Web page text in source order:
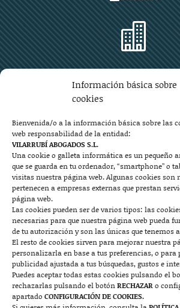
Información básica sobre
cookies
Bienvenida/o a la información básica sobre las
web responsabilidad de la entidad:
VILARRUBÍ ABOGADOS S.L.
Una cookie o galleta informática es un pequeño
que se guarda en tu ordenador, “smartphone” o
visitas nuestra página web. Algunas cookies son
pertenecen a empresas externas que prestan
página web.
Las cookies pueden ser de varios tipos: las
necesarias para que nuestra página web pueda
de tu autorización y son las únicas que tenemos
El resto de cookies sirven para mejorar nuestra
personalizarla en base a tus preferencias, o para
publicidad ajustada a tus búsquedas, gustos e
Puedes aceptar todas estas cookies pulsando el
rechazarlas pulsando el botónRECHAZARo
apartado CONFIGURACIÓN DE COOKIES.

Plaza Aragón 10, planta 11ª,
Contacto

Mallorca
Josep Pla, n°6, 07400
722 131 870
